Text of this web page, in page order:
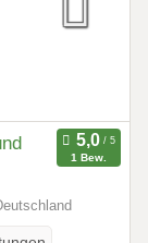
1 Bew.